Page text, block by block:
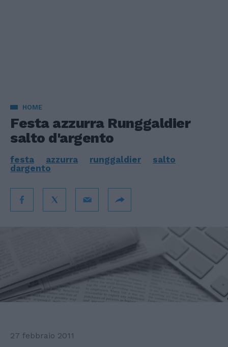
HOME
Festa azzurra Runggaldier
salto d'argento
festa azzurra runggaldier
salto
dargento
27 febbraio 2011